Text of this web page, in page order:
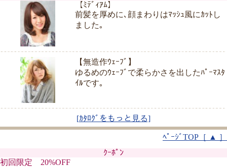
【ﾐﾃﾞｨｱﾑ】
前髪を厚めに､顔まわりはﾏｯｼｭ風にｶｯﾄし
ました｡
【無造作ｳｪｰﾌﾞ】
ゆるめのｳｪｰﾌﾞで柔らかさを出したﾊﾟｰﾏｽﾀ
ｲﾙです｡
[ｶﾀﾛｸﾞをもっと見る]
ﾍﾟｰｼﾞTOP［ ▲ ］
ｸｰﾎﾟﾝ
初回限定 20%OFF